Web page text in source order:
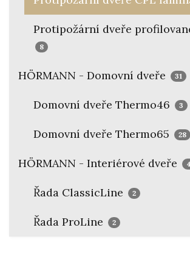
Protipožární dveře
8
HÖRMANN - Domovní dveře 31
Domovní dveře Thermo46 3
Domovní dveře Thermo65 28
HÖRMANN - Interiérové dveře 4
Řada ClassicLine 2
Řada ProLine 2